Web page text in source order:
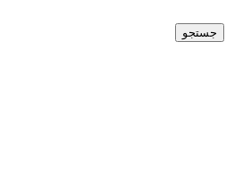
جستجو